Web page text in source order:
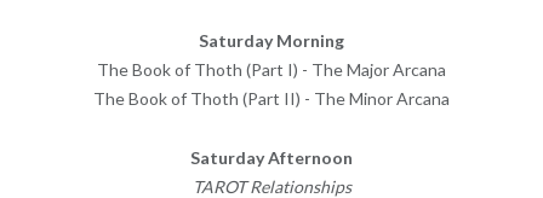
Saturday Morning
The Book of Thoth (Part I) - The Major Arcana
The Book of Thoth (Part II) - The Minor Arcana
Saturday Afternoon
TAROT Relationships